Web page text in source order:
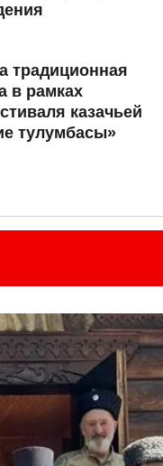
традиционная
в рамках
казачьей
тулумбасы»